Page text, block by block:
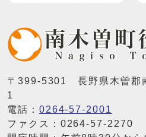
〒399-5301 長野県木曽郡
1
電話： 0264-57-2001
ファクス：0264-57-2270